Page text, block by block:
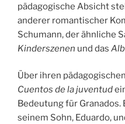
pädagogische Absicht
anderer romantischer
Schumann, der ähnliche
Kinderszenen und das
Über ihren
Cuentos de la juventud
Bedeutung für
seinem Sohn, Eduardo,